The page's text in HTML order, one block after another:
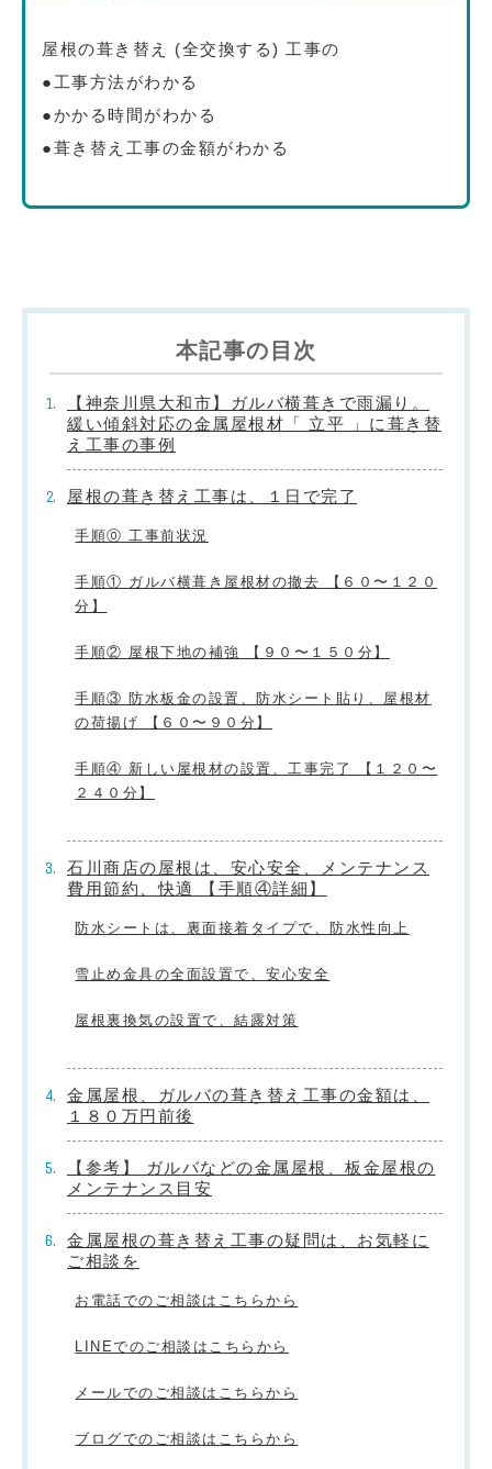
屋根の葺き替え (全交換する) 工事の
●工事方法がわかる
●かかる時間がわかる
●葺き替え工事の金額がわかる
本記事の目次
【神奈川県大和市】ガルバ横葺きで雨漏り。
緩い傾斜対応の金属屋根材「 立平 」に葺き替
え工事の事例
屋根の葺き替え工事は、１日で完了
手順⓪ 工事前状況
手順① ガルバ横葺き屋根材の撤去 【６０〜１２０
分】
手順② 屋根下地の補強 【９０〜１５０分】
手順③ 防水板金の設置、防水シート貼り、屋根材
の荷揚げ 【６０〜９０分】
手順④ 新しい屋根材の設置、工事完了 【１２０〜
２４０分】
石川商店の屋根は、安心安全、メンテナンス
費用節約、快適 【手順④詳細】
防水シートは、裏面接着タイプで、防水性向上
雪止め金具の全面設置で、安心安全
屋根裏換気の設置で、結露対策
金属屋根、ガルバの葺き替え工事の金額は、
１８０万円前後
【参考】 ガルバなどの金属屋根、板金屋根の
メンテナンス目安
金属屋根の葺き替え工事の疑問は、お気軽に
ご相談を
お電話でのご相談はこちらから
LINEでのご相談はこちらから
メールでのご相談はこちらから
ブログでのご相談はこちらから